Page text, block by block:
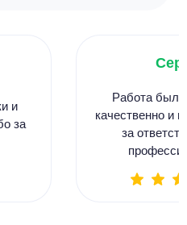
и
за
Работа
качественно и
за